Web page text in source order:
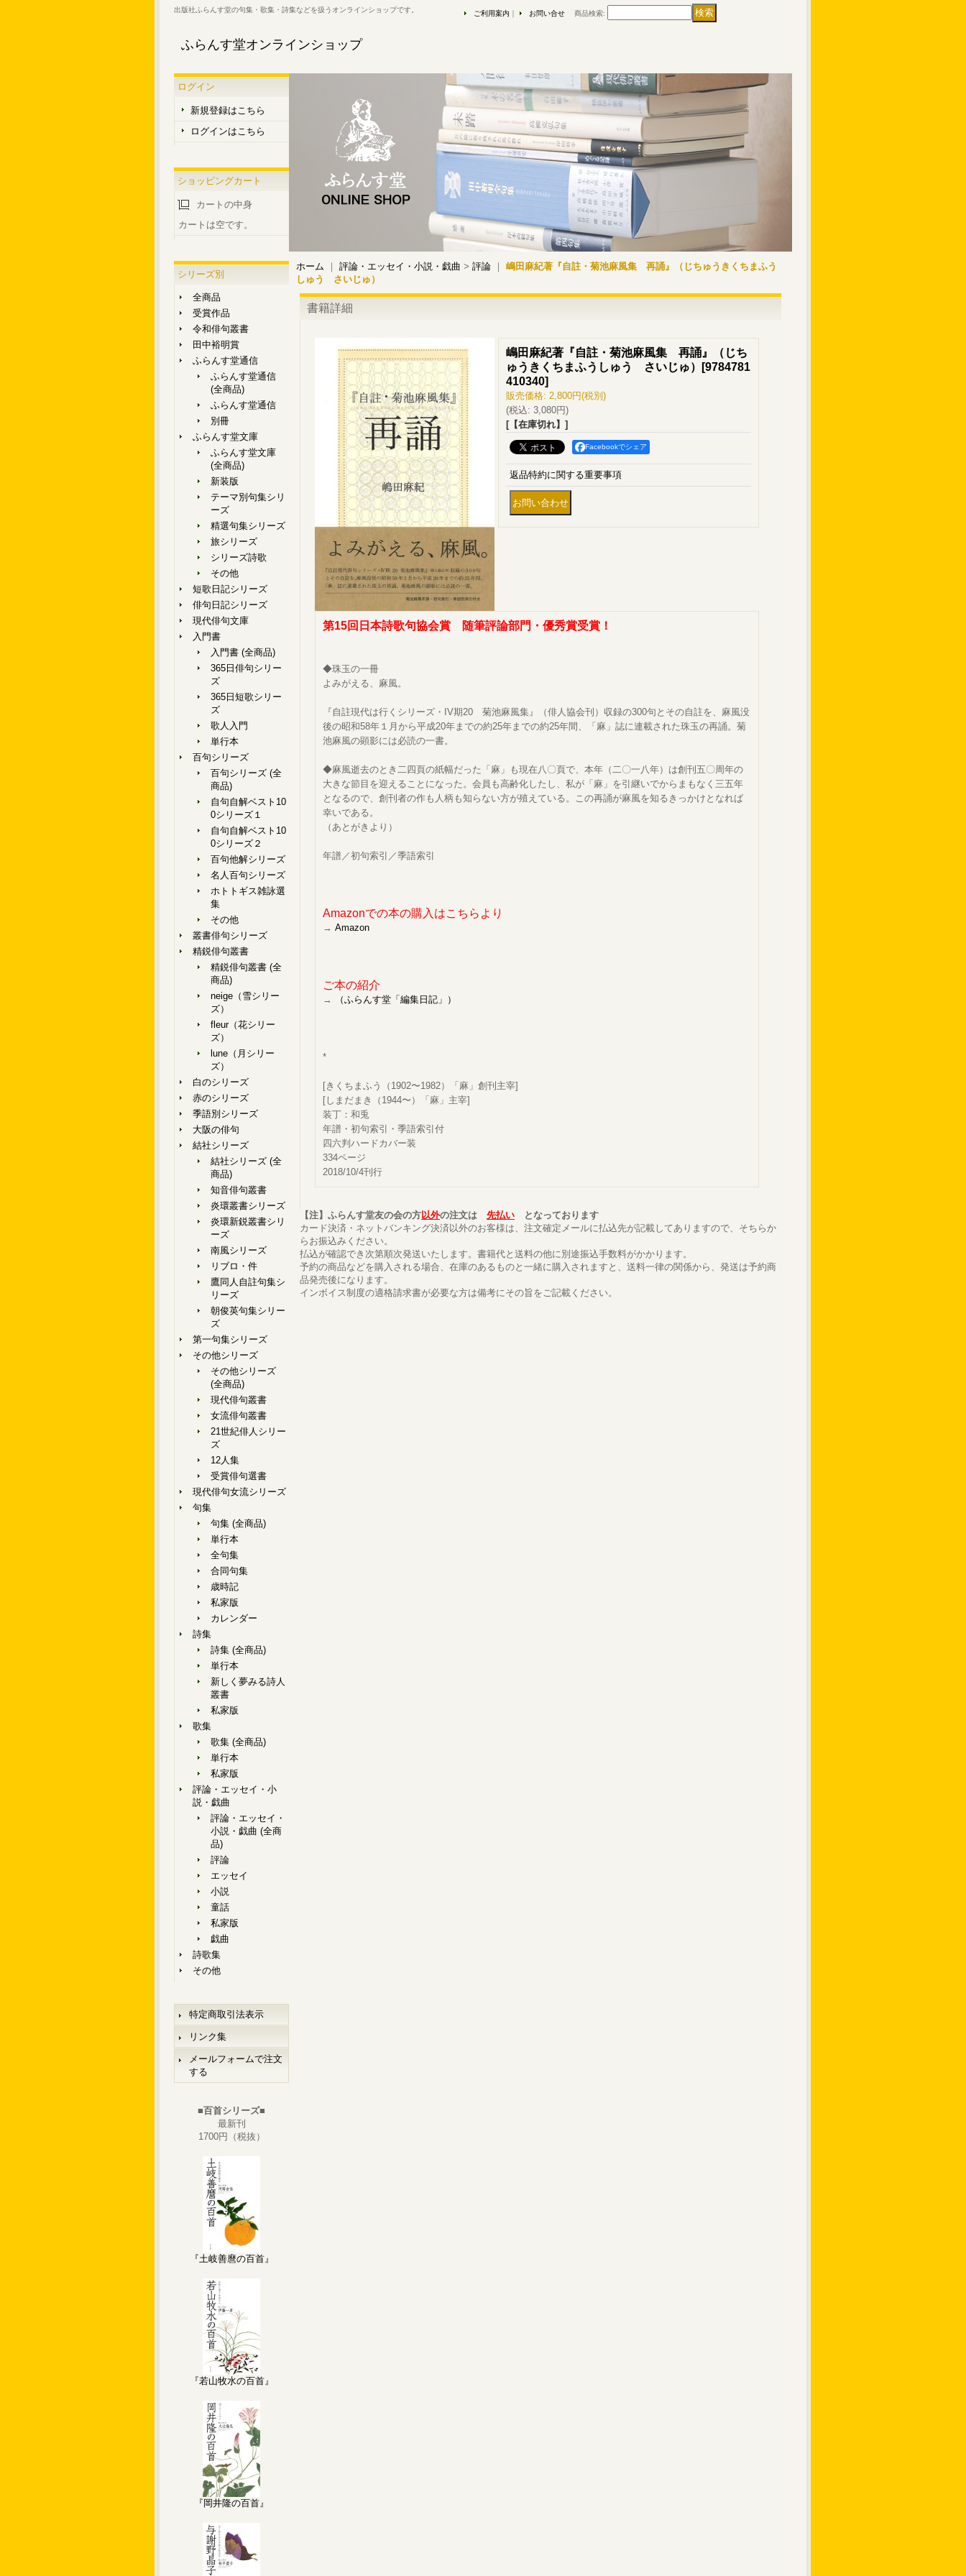
出版社ふらんす堂の句集・歌集・詩集などを扱うオンラインショップです。
ふらんす堂オンラインショップ
ご利用案内 お問い合せ 商品検索:
ログイン
新規登録はこちら
ログインはこちら
ショッピングカート
カートの中身
カートは空です。
シリーズ別
全商品
受賞作品
令和俳句叢書
田中裕明賞
ふらんす堂通信
ふらんす堂通信
(全商品)
ふらんす堂通信
別冊
ふらんす堂文庫
ふらんす堂文庫
(全商品)
新装版
テーマ別句集シリ
ーズ
精選句集シリーズ
旅シリーズ
シリーズ詩歌
その他
短歌日記シリーズ
俳句日記シリーズ
現代俳句文庫
入門書
入門書 (全商品)
365日俳句シリー
ズ
365日短歌シリー
ズ
歌人入門
単行本
百句シリーズ
百句シリーズ (全
商品)
自句自解ベスト10
0シリーズ１
自句自解ベスト10
0シリーズ２
百句他解シリーズ
名人百句シリーズ
ホトトギス雑詠選
集
その他
叢書俳句シリーズ
精鋭俳句叢書
精鋭俳句叢書 (全
商品)
neige（雪シリー
ズ）
fleur（花シリー
ズ）
lune（月シリー
ズ）
白のシリーズ
赤のシリーズ
季語別シリーズ
大阪の俳句
結社シリーズ
結社シリーズ (全
商品)
知音俳句叢書
炎環叢書シリーズ
炎環新鋭叢書シリ
ーズ
南風シリーズ
リブロ・件
鷹同人自註句集シ
リーズ
朝俊英句集シリー
ズ
第一句集シリーズ
その他シリーズ
その他シリーズ
(全商品)
現代俳句叢書
女流俳句叢書
21世紀俳人シリー
ズ
12人集
受賞俳句選書
現代俳句女流シリーズ
句集
句集 (全商品)
単行本
全句集
合同句集
歳時記
私家版
カレンダー
詩集
詩集 (全商品)
単行本
新しく夢みる詩人
叢書
私家版
歌集
歌集 (全商品)
単行本
私家版
評論・エッセイ・小
説・戯曲
評論・エッセイ・
小説・戯曲 (全商
品)
評論
エッセイ
小説
童話
私家版
戯曲
詩歌集
その他
特定商取引法表示
リンク集
メールフォームで注文
する
■百首シリーズ■
最新刊
1700円（税抜）
『土岐善麿の百首』
『若山牧水の百首』
『岡井隆の百首』
ホーム ｜ 評論・エッセイ・小説・戯曲 > 評論 ｜ 嶋田麻紀著『自註・菊池麻風集 再誦』（じちゅうきくちまふう
しゅう さいじゅ）
書籍詳細
嶋田麻紀著『自註・菊池麻風集 再誦』（じち
ゅうきくちまふうしゅう さいじゅ）
[9784781
410340]
販売価格: 2,800円(税別)
(税込: 3,080円)
[【在庫切れ】]
Facebookでシェア
返品特約に関する重要事項
第15回日本詩歌句協会賞 随筆評論部門・優秀賞受賞！
◆珠玉の一冊
よみがえる、麻風。
『自註現代は行くシリーズ・IV期20 菊池麻風集』（俳人協会刊）収録の300句とその自註を、麻風没
後の昭和58年１月から平成20年までの約25年までの約25年間、「麻」誌に連載された珠玉の再誦。菊
池麻風の顕影には必読の一書。
◆麻風逝去のとき二四頁の紙幅だった「麻」も現在八〇頁で、本年（二〇一八年）は創刊五〇周年の
大きな節目を迎えることになった。会員も高齢化したし、私が「麻」を引継いでからまもなく三五年
となるので、創刊者の作も人柄も知らない方が殖えている。この再誦が麻風を知るきっかけとなれば
幸いである。
（あとがきより）
年譜／初句索引／季語索引
Amazonでの本の購入はこちらより
→ Amazon
ご本の紹介
→ （ふらんす堂「編集日記」）
*
[きくちまふう（1902〜1982）「麻」創刊主宰]
[しまだまき（1944〜）「麻」主宰]
装丁：和兎
年譜・初句索引・季語索引付
四六判ハードカバー装
334ページ
2018/10/4刊行
【注】ふらんす堂友の会の方以外の注文は 先払い となっております
カード決済・ネットバンキング決済以外のお客様は、注文確定メールに払込先が記載してありますので、そちらか
らお振込みください。
払込が確認でき次第順次発送いたします。書籍代と送料の他に別途振込手数料がかかります。
予約の商品などを購入される場合、在庫のあるものと一緒に購入されますと、送料一律の関係から、発送は予約商
品発売後になります。
インボイス制度の適格請求書が必要な方は備考にその旨をご記載ください。